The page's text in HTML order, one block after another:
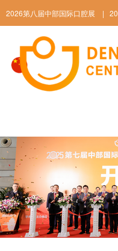
2026第八届中部国际口腔展 |